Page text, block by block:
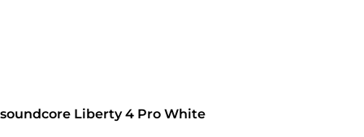
soundcore Liberty 4 Pro White